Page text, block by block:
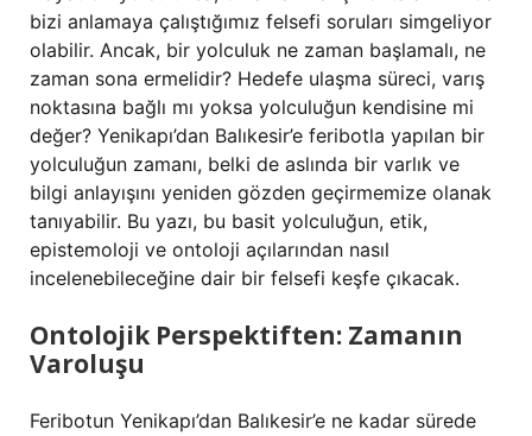
bizi anlamaya çalıştığımız felsefi soruları simgeliyor
olabilir. Ancak, bir yolculuk ne zaman başlamalı, ne
zaman sona ermelidir? Hedefe ulaşma süreci, varış
noktasına bağlı mı yoksa yolculuğun kendisine mi
değer? Yenikapı’dan Balıkesir’e feribotla yapılan bir
yolculuğun zamanı, belki de aslında bir varlık ve
bilgi anlayışını yeniden gözden geçirmemize olanak
tanıyabilir. Bu yazı, bu basit yolculuğun, etik,
epistemoloji ve ontoloji açılarından nasıl
incelenebileceğine dair bir felsefi keşfe çıkacak.
Ontolojik Perspektiften: Zamanın
Varoluşu
Feribotun Yenikapı’dan Balıkesir’e ne kadar sürede